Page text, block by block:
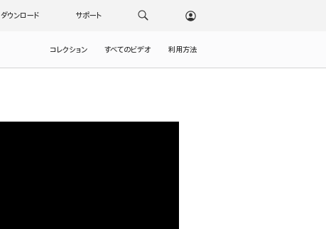
ダウンロード サポート
コレクション すべてのビデオ 利用方法